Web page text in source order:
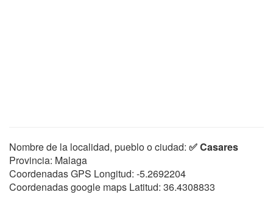
Nombre de la localidad, pueblo o ciudad: ✅ Casares
Provincia: Malaga
Coordenadas GPS Longitud: -5.2692204
Coordenadas google maps Latitud: 36.4308833